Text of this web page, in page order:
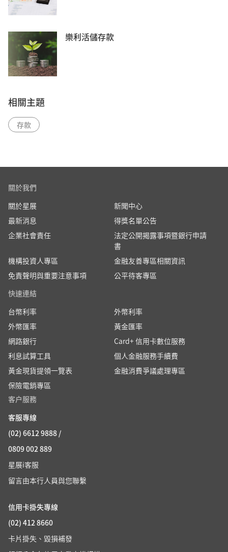
樂利活儲存款
相關主題
存款
關於我們
關於星展
新聞中心
最新消息
得獎名單公告
企業社會責任
法定公開揭露事項暨銀行申請
書
機構投資人專區
金融友善專區相關資訊
免責聲明與重要注意事項
公平待客專區
快速連結
台幣利率
外幣利率
外幣匯率
黃金匯率
網路銀行
Card+ 信用卡數位服務
利息試算工具
個人金融服務手續費
黃金現貨提領一覽表
金融消費爭議處理專區
保險電銷專區
客户服務
客服專線
(02) 6612 9888 /
0809 002 889
星展i客服
留言由本行人員與您聯繫
信用卡掛失專線
(02) 412 8660
卡片掛失、毀損補發